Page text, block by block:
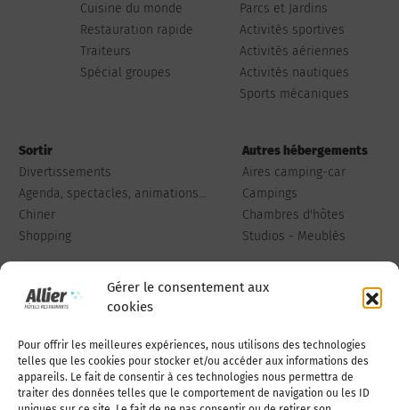
Gérer le consentement aux
cookies
Pour offrir les meilleures expériences, nous utilisons des technologies
telles que les cookies pour stocker et/ou accéder aux informations des
appareils. Le fait de consentir à ces technologies nous permettra de
traiter des données telles que le comportement de navigation ou les ID
Cuisine du monde
Restauration rapide
Traiteurs
Spécial groupes
Parcs et Jardins
Activités sportives
Activités aériennes
Activités nautiques
Sports mécaniques
Sortir
Divertissements
Agenda, spectacles, animations...
Chiner
Shopping
Autres hébergements
Aires camping-car
Campings
Chambres d'hôtes
Studios - Meublés
Qui sommes-nous Publiez votre annonce